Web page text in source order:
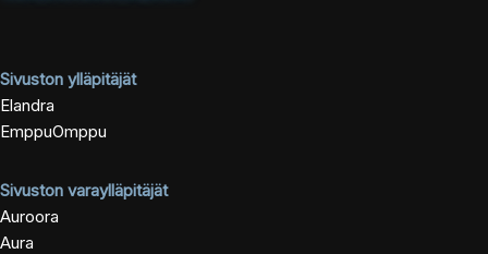
Sivuston ylläpitäjät
Elandra
EmppuOmppu
Sivuston varaylläpitäjät
Auroora
Aura